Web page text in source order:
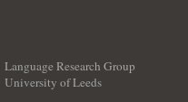
Language Research Group
University of Leeds